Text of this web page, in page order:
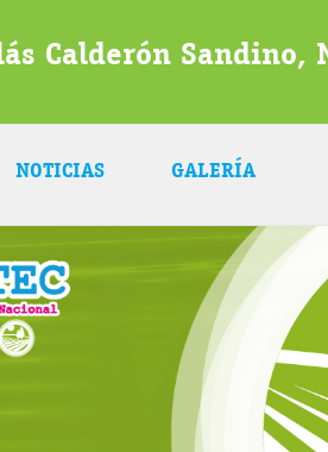
Calderón Sandino,
NOTICIAS GALERÍA